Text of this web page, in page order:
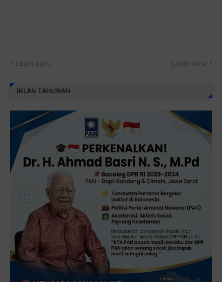
Lebih baru Lebih lama
IKLAN TAHUNAN